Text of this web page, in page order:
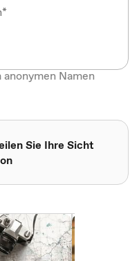
Namen
Sie Ihre Sicht